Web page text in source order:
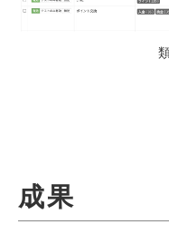
成果